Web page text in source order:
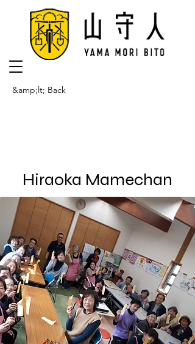
&amp;lt; Back
Hiraoka Mamechan